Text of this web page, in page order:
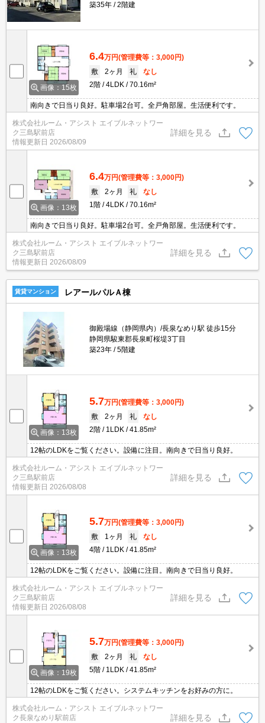
築35年 2階建
画像：15枚
6.4万円(管理費等：3,000円)
敷
2ヶ月 礼
なし
2階
4LDK 70.16m²
南向きで日当り良好。駐車場2台可。全戸角部屋。生活便利です。
株式会社ルーム・アシスト エイブルネットワー
ク三島駅前店
情報更新日 2026/08/09
詳細を見る
画像：13枚
6.4万円(管理費等：3,000円)
敷
2ヶ月 礼
なし
1階
4LDK 70.16m²
南向きで日当り良好。駐車場2台可。全戸角部屋。生活便利です。
株式会社ルーム・アシスト エイブルネットワー
ク三島駅前店
情報更新日 2026/08/09
詳細を見る
賃貸マンション レアールパルＡ棟
御殿場線（静岡県内）/長泉なめり駅 徒歩15分
静岡県駿東郡長泉町桜堤3丁目
築23年
5階建
画像：13枚
5.7万円(管理費等：3,000円)
敷
2ヶ月 礼
なし
2階
1LDK 41.85m²
12帖のLDKをご覧ください。設備に注目。南向きで日当り良好。
株式会社ルーム・アシスト エイブルネットワー
ク三島駅前店
情報更新日 2026/08/08
詳細を見る
画像：13枚
5.7万円(管理費等：3,000円)
敷
1ヶ月 礼
なし
4階
1LDK 41.85m²
12帖のLDKをご覧ください。設備に注目。南向きで日当り良好。
株式会社ルーム・アシスト エイブルネットワー
ク三島駅前店
情報更新日 2026/08/08
詳細を見る
画像：19枚
5.7万円(管理費等：3,000円)
敷
2ヶ月 礼
なし
5階
1LDK 41.85m²
12帖のLDKをご覧ください。システムキッチンをお好みの方に。
株式会社ルーム・アシスト エイブルネットワー
ク長泉なめり駅前店
詳細を見る